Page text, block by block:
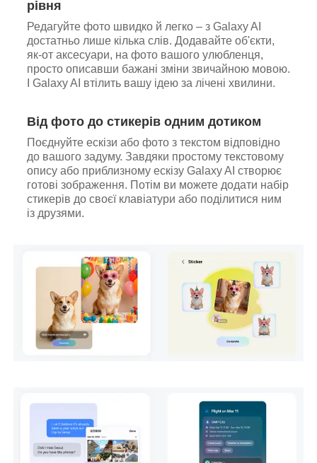
рівня
Редагуйте фото швидко й легко – з Galaxy AI
достатньо лише кілька слів. Додавайте об'єкти,
як-от аксесуари, на фото вашого улюбленця,
просто описавши бажані зміни звичайною мовою.
І Galaxy AI втілить вашу ідею за лічені хвилини.
Від фото до стикерів одним дотиком
Поєднуйте ескізи або фото з текстом відповідно
до вашого задуму. Завдяки простому текстовому
опису або приблизному ескізу Galaxy AI створює
готові зображення. Потім ви можете додати набір
стикерів до своєї клавіатури або поділитися ним
із друзями.